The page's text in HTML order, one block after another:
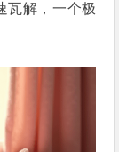
瓦解，一个极